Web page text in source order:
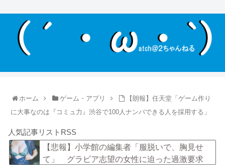
ホーム ゲーム・アプリ
【朗報】任天堂「ゲーム作り
に大事なのは『コミュ力』渋谷で100人ナンパできる人を採用する」
人気記事リストRSS
【悲報】小学館の編集者「服脱いで、胸見せ
て」 グラビア志望の女性に迫った過激要求